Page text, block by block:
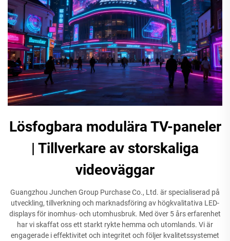
Lösfogbara modulära TV-paneler
| Tillverkare av storskaliga
videoväggar
Guangzhou Junchen Group Purchase Co., Ltd. är specialiserad på
utveckling, tillverkning och marknadsföring av högkvalitativa LED-
displays för inomhus- och utomhusbruk. Med över 5 års erfarenhet
har vi skaffat oss ett starkt rykte hemma och utomlands. Vi är
engagerade i effektivitet och integritet och följer kvalitetssystemet